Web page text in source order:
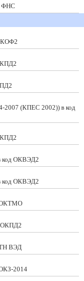
ФНС
2007 (КПЕС 2002)) в код
код ОКВЭД2
код ОКВЭД2
ОКТМО
ОКПД2
ТН ВЭД
2014